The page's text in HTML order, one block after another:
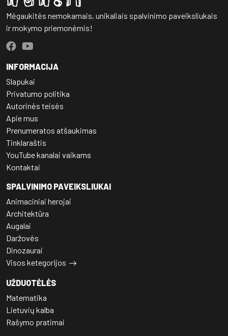
Mėgaukitės nemokamais, unikaliais spalvinimo paveiksliukais
ir mokymo priemonėmis!
INFORMACIJA
Slapukai
Privatumo politika
Autorinės teisės
Apie mus
Prenumeratos atšaukimas
Tinklaraštis
YouTube kanalai vaikams
Kontaktai
SPALVINIMO PAVEIKSLIUKAI
Animaciniai herojai
Architektūra
Augalai
Daržovės
Dinozaurai
Visos ketegorijos
UŽDUOTĖLĖS
Matematika
Lietuvių kalba
Rašymo pratimai